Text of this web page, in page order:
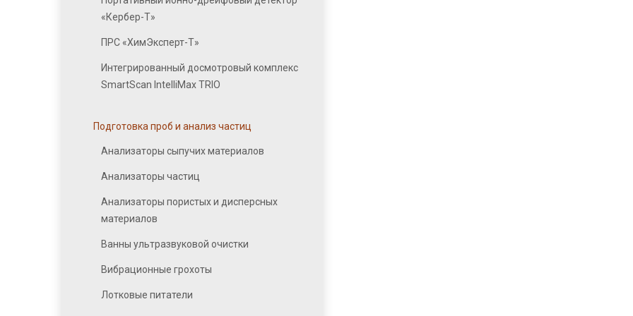
«Кербер-Т»
ПРС «ХимЭксперт-Т»
Интегрированный досмотровый комплекс
SmartScan IntelliMax TRIO
Подготовка проб и анализ частиц
Анализаторы сыпучих материалов
Анализаторы частиц
Анализаторы пористых и дисперсных
материалов
Ванны ультразвуковой очистки
Вибрационные грохоты
Лотковые питатели